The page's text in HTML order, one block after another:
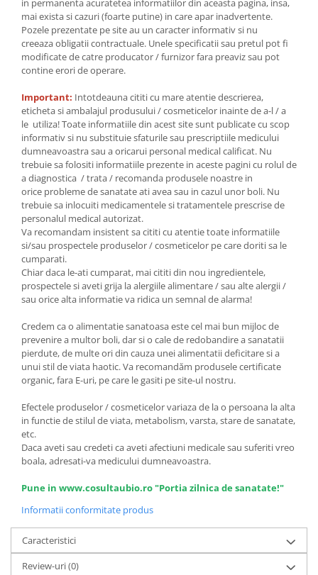
in permanenta acuratetea informatiilor din aceasta pagina, insa,
mai exista si cazuri (foarte putine) in care apar inadvertente.
Pozele prezentate pe site au un caracter informativ si nu
creeaza obligatii contractuale. Unele specificatii sau pretul pot fi
modificate de catre producator / furnizor fara preaviz sau pot
contine erori de operare.
Important: Intotdeauna cititi cu mare atentie descrierea,
eticheta si ambalajul produsului / cosmeticelor inainte de a-l / a
le utiliza! Toate informatiile din acest site sunt publicate cu scop
informativ si nu substituie sfaturile sau prescriptiile medicului
dumneavoastra sau a oricarui personal medical calificat. Nu
trebuie sa folositi informatiile prezente in aceste pagini cu rolul de
a diagnostica / trata / recomanda produsele noastre in
orice probleme de sanatate ati avea sau in cazul unor boli. Nu
trebuie sa inlocuiti medicamentele si tratamentele prescrise de
personalul medical autorizat.
Va recomandam insistent sa cititi cu atentie toate informatiile
si/sau prospectele produselor / cosmeticelor pe care doriti sa le
cumparati.
Chiar daca le-ati cumparat, mai cititi din nou ingredientele,
prospectele si aveti grija la alergiile alimentare / sau alte alergii /
sau orice alta informatie va ridica un semnal de alarma!
Credem ca o alimentatie sanatoasa este cel mai bun mijloc de
prevenire a multor boli, dar si o cale de redobandire a sanatatii
pierdute, de multe ori din cauza unei alimentatii deficitare si a
unui stil de viata haotic. Va recomandăm produsele certificate
organic, fara E-uri, pe care le gasiti pe site-ul nostru.
Efectele produselor / cosmeticelor variaza de la o persoana la alta
in functie de stilul de viata, metabolism, varsta, stare de sanatate,
etc.
Daca aveti sau credeti ca aveti afectiuni medicale sau suferiti vreo
boala, adresati-va medicului dumneavoastra.
Pune in www.cosultaubio.ro "Portia zilnica de sanatate!"
Informatii conformitate produs
Caracteristici
Review-uri(0)